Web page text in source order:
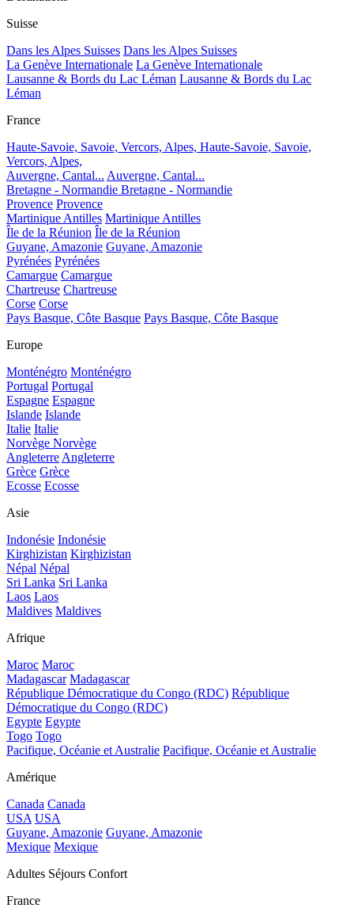
Suisse
Dans les Alpes Suisses Dans les Alpes Suisses
La Genève Internationale La Genève Internationale
Lausanne & Bords du Lac Léman Lausanne & Bords du Lac
Léman
France
Haute-Savoie, Savoie, Vercors, Alpes, Haute-Savoie, Savoie,
Vercors, Alpes,
Auvergne, Cantal... Auvergne, Cantal...
Bretagne - Normandie Bretagne - Normandie
Provence Provence
Martinique Antilles Martinique Antilles
Île de la Réunion Île de la Réunion
Guyane, Amazonie Guyane, Amazonie
Pyrénées Pyrénées
Camargue Camargue
Chartreuse Chartreuse
Corse Corse
Pays Basque, Côte Basque Pays Basque, Côte Basque
Europe
Monténégro Monténégro
Portugal Portugal
Espagne Espagne
Islande Islande
Italie Italie
Norvège Norvège
Angleterre Angleterre
Grèce Grèce
Ecosse Ecosse
Asie
Indonésie Indonésie
Kirghizistan Kirghizistan
Népal Népal
Sri Lanka Sri Lanka
Laos Laos
Maldives Maldives
Afrique
Maroc Maroc
Madagascar Madagascar
République Démocratique du Congo (RDC) République
Démocratique du Congo (RDC)
Egypte Egypte
Togo Togo
Pacifique, Océanie et Australie Pacifique, Océanie et Australie
Amérique
Canada Canada
USA USA
Guyane, Amazonie Guyane, Amazonie
Mexique Mexique
Adultes Séjours Confort
France